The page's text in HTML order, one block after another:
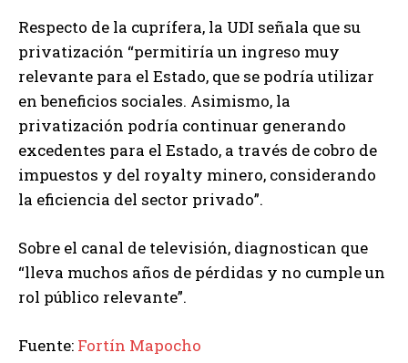
Respecto de la cuprífera, la UDI señala que su
privatización “permitiría un ingreso muy
relevante para el Estado, que se podría utilizar
en beneficios sociales. Asimismo, la
privatización podría continuar generando
excedentes para el Estado, a través de cobro de
impuestos y del royalty minero, considerando
la eficiencia del sector privado”.
Sobre el canal de televisión, diagnostican que
“lleva muchos años de pérdidas y no cumple un
rol público relevante”.
Fuente: Fortín Mapocho